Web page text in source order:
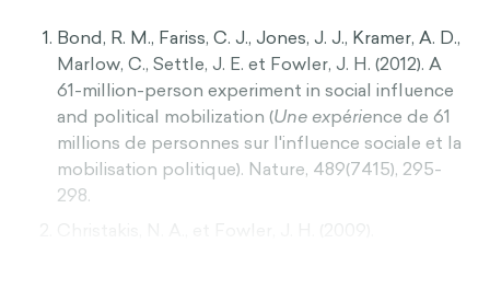
Bond, R. M., Fariss, C. J., Jones, J. J., Kramer, A. D.,
Marlow, C., Settle, J. E. et Fowler, J. H. (2012). A
61-million-person experiment in social influence
and political mobilization (Une expérience de 61
millions de personnes sur l'influence sociale et la
mobilisation politique). Nature, 489(7415), 295-
298.